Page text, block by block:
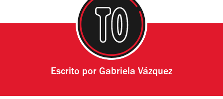
Escrito por Gabriela Vázquez